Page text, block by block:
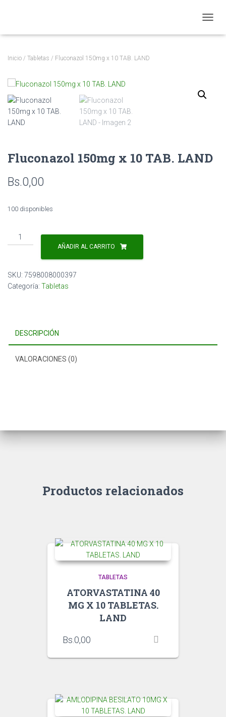
Inicio / Tabletas / Fluconazol 150mg x 10 TAB. LAND
Fluconazol 150mg x 10 TAB. LAND
Bs.0,00
100 disponibles
Fluconazol
150mg
TAB.
LAND
AÑADIR AL CARRITO
SKU: 7598008000397
Categoría: Tabletas
DESCRIPCIÓN
VALORACIONES (0)
Productos relacionados
TABLETAS
ATORVASTATINA 40
MG X 10 TABLETAS.
LAND
Bs.0,00